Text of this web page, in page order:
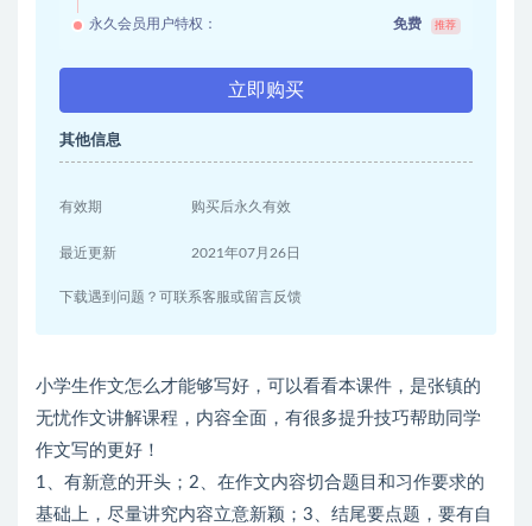
永久会员用户特权： 免费 推荐
立即购买
其他信息
有效期 购买后永久有效
最近更新 2021年07月26日
下载遇到问题？可联系客服或留言反馈
小学生作文怎么才能够写好，可以看看本课件，是张镇的
无忧作文讲解课程，内容全面，有很多提升技巧帮助同学
作文写的更好！
1、有新意的开头；2、在作文内容切合题目和习作要求的
基础上，尽量讲究内容立意新颖；3、结尾要点题，要有自